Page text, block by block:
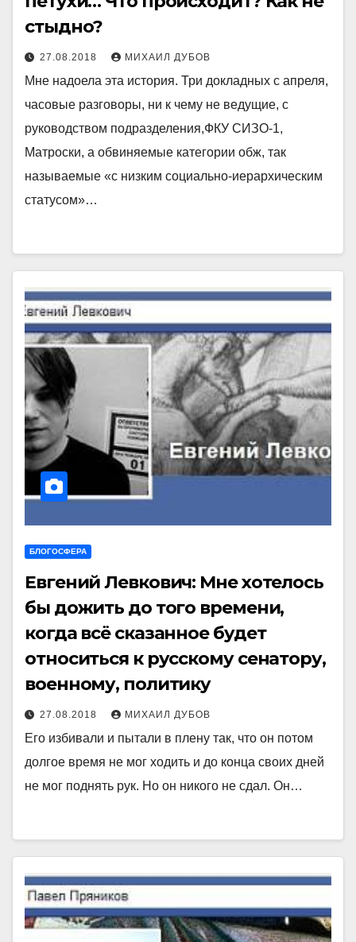
стыдно?
27.08.2018 МИХАИЛ ДУБОВ
Мне надоела эта история. Три докладных с апреля,
часовые разговоры, ни к чему не ведущие, с
руководством подразделения,ФКУ СИЗО-1,
Матроски, а обвиняемые категории обж, так
называемые «с низким социально-иерархическим
статусом»…
БЛОГОСФЕРА
Евгений Левкович: Мне хотелось
бы дожить до того времени,
когда всё сказанное будет
относиться к русскому сенатору,
военному, политику
27.08.2018 МИХАИЛ ДУБОВ
Его избивали и пытали в плену так, что он потом
долгое время не мог ходить и до конца своих дней
не мог поднять рук. Но он никого не сдал. Он…